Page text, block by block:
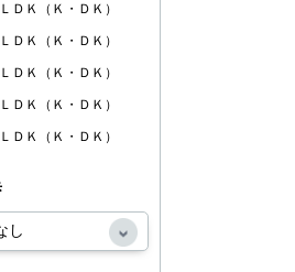
ＤＫ（Ｋ・ＤＫ）
ＤＫ（Ｋ・ＤＫ）
ＤＫ（Ｋ・ＤＫ）
ＤＫ（Ｋ・ＤＫ）
ＤＫ（Ｋ・ＤＫ）